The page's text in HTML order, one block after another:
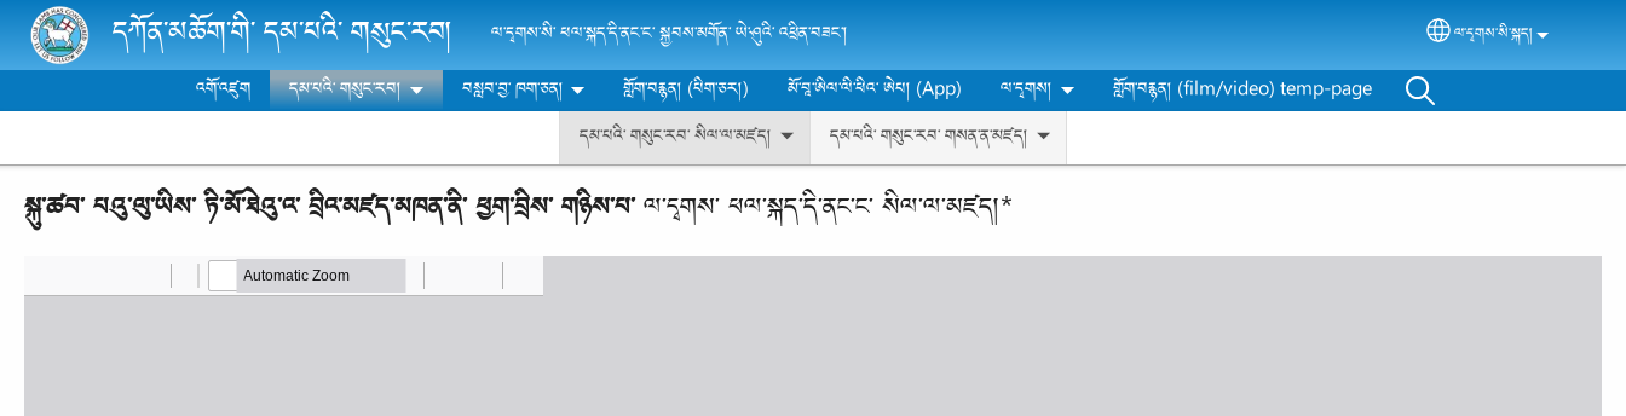
Skip to main contentདཀོན་མཆོག་གི་ དམ་པའི་ གསུང་རབ། ལ་དྭགས་སི་ ཕལ་སྐད་དི་ནང་ང་ སྐྱབས་མགོན་ ཡེ་ཤུའི་ འཕྲིན་བཟང་། Select your language
ལ་དྭགས་སི་སྐད།
འགོ་འཛུག
དམ་པའི་ གསུང་རབ།
དམ་པའི་ གསུང་རབ་ སིལ་ལ་མཛད།
དམ་པའི་ གསུང་རབ་ གསན་ན་མཛད།
བསླབ་བྱ་ ཁག་ཅན། གློག་བརྙན། (པིག་ཅར།) མོ་བཱ་ཨིལ་ལི་ཕིའ་ ཨེཔ། (App) ལ་དྭགས། གློག་བརྙན། (film/video) temp-page
སྐུ་ཚབ་ པའུ་ལུ་ཡིས་ ཏི་མོ་ཐེའུ་འ་ བྲིའ་མཛད་མཁན་ནི་ ཕྱག་བྲིས་ གཉིས་པ་ལ་དྭགས་ ཕལ་སྐད་དི་ནང་ང་ སིལ་ལ་མཛད།*